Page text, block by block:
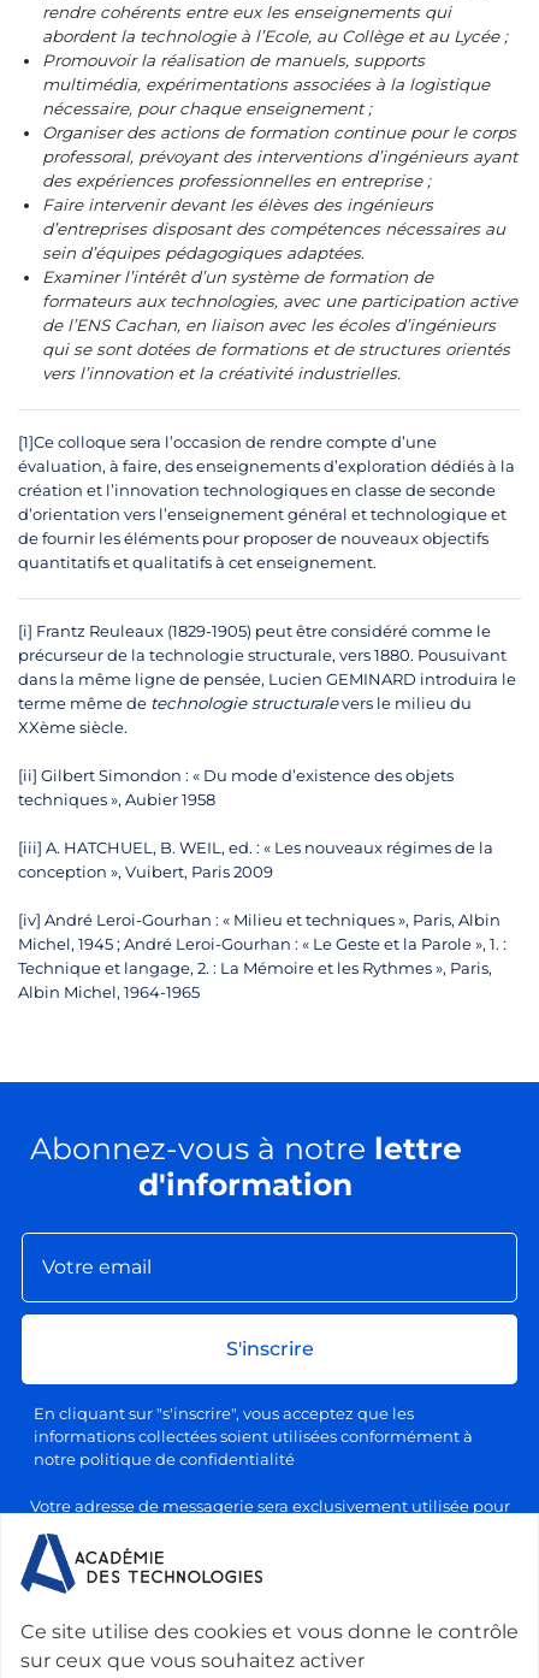
Ce site utilise des cookies et vous donne le contrôle
sur ceux que vous souhaitez activer
rendre cohérents entre eux les enseignements qui
abordent la technologie à l’Ecole, au Collège et au Lycée ;
Promouvoir la réalisation de manuels, supports
multimédia, expérimentations associées à la logistique
nécessaire, pour chaque enseignement ;
Organiser des actions de formation continue pour le corps
professoral, prévoyant des interventions d’ingénieurs ayant
des expériences professionnelles en entreprise ;
Faire intervenir devant les élèves des ingénieurs
d’entreprises disposant des compétences nécessaires au
sein d’équipes pédagogiques adaptées.
Examiner l’intérêt d’un système de formation de
formateurs aux technologies, avec une participation active
de l’ENS Cachan, en liaison avec les écoles d’ingénieurs
qui se sont dotées de formations et de structures orientés
vers l’innovation et la créativité industrielles.
[1]Ce colloque sera l’occasion de rendre compte d’une
évaluation, à faire, des enseignements d’exploration dédiés à la
création et l’innovation technologiques en classe de seconde
d’orientation vers l’enseignement général et technologique et
de fournir les éléments pour proposer de nouveaux objectifs
quantitatifs et qualitatifs à cet enseignement.
[i] Frantz Reuleaux (1829-1905) peut être considéré comme le
précurseur de la technologie structurale, vers 1880. Pousuivant
dans la même ligne de pensée, Lucien GEMINARD introduira le
terme même de technologie structuralevers le milieu du
XXème siècle.
[ii] Gilbert Simondon : « Du mode d’existence des objets
techniques », Aubier 1958
[iii] A. HATCHUEL, B. WEIL, ed. : « Les nouveaux régimes de la
conception », Vuibert, Paris 2009
[iv] André Leroi-Gourhan : « Milieu et techniques », Paris, Albin
Michel, 1945 ; André Leroi-Gourhan : « Le Geste et la Parole », 1. :
Technique et langage, 2. : La Mémoire et les Rythmes », Paris,
Albin Michel, 1964-1965
Abonnez-vous à notre lettre
d'information
S'inscrire
En cliquant sur "s'inscrire", vous acceptez que les
informations collectées soient utilisées conformément à
notre politique de confidentialité
Votre adresse de messagerie sera exclusivement utilisée pour
l'envoi de nos lettres d'information, conformément à notre
politique de confidentialité et de traitement des données
personnelles. Vous pourrez vous désabonner à tout moment en
cliquant sur le lien prévu à cet effet dans chaque newsletter.